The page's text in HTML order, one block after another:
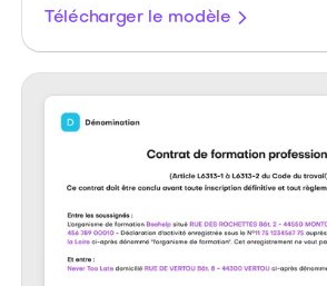
Télécharger le modèle